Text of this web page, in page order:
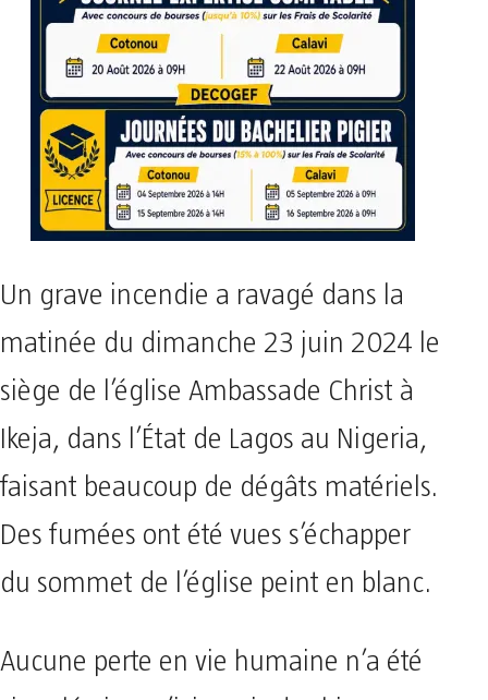
Un grave incendie a ravagé dans la
matinée du dimanche 23 juin 2024 le
siège de l’église Ambassade Christ à
Ikeja, dans l’État de Lagos au Nigeria,
faisant beaucoup de dégâts matériels.
Des fumées ont été vues s’échapper
du sommet de l’église peint en blanc.
Aucune perte en vie humaine n’a été